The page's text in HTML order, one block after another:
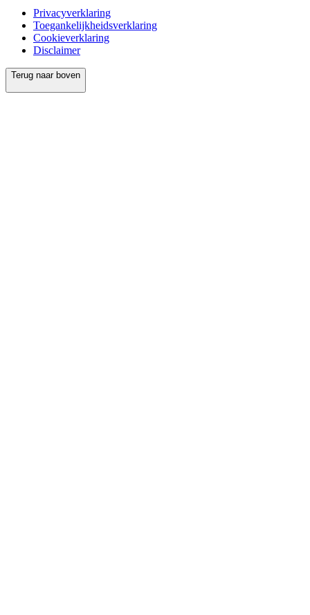
Privacyverklaring
Toegankelijkheidsverklaring
Cookieverklaring
Disclaimer
Terug naar boven